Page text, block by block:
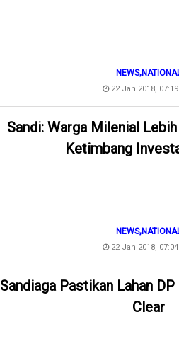
NEWS,
22 Jan 2018, 07:19
Sandi: Warga Milenial
Ketimbang
NEWS,
22 Jan 2018, 07:04
Sandiaga Pastikan Lahan
Clear